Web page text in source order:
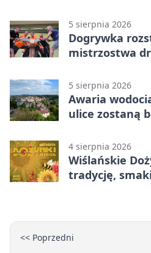
5 sierpnia 2026
Dogrywka
mistrzostwa
5 sierpnia 2026
Awaria
ulice zostaną
4 sierpnia 2026
Wiślańskie
tradycję,
<< Poprzedni